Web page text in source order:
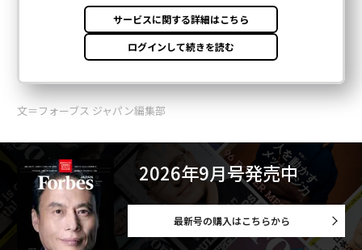
文＝フォーブス ジャパン編集部
2026年9月号発売中
最新号の購入はこちらから